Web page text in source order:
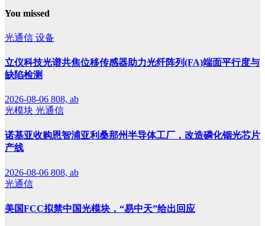
You missed
光通信 设备
立仪科技光谱共焦位移传感器助力光纤阵列(FA)端面平行度与
缺陷检测
2026-08-06 808, ab
光模块 光通信
诺基亚收购恩智浦亚利桑那州半导体工厂，改造磷化铟光芯片
产线
2026-08-06 808, ab
光通信
美国FCC拟禁中国光模块，“易中天”给出回应